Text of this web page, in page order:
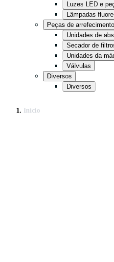
Luzes LED e
Lâmpadas
Peças de arrefecimento
Unidades de
Secador de
Unidades da
Válvulas
Diversos
Diversos
Início